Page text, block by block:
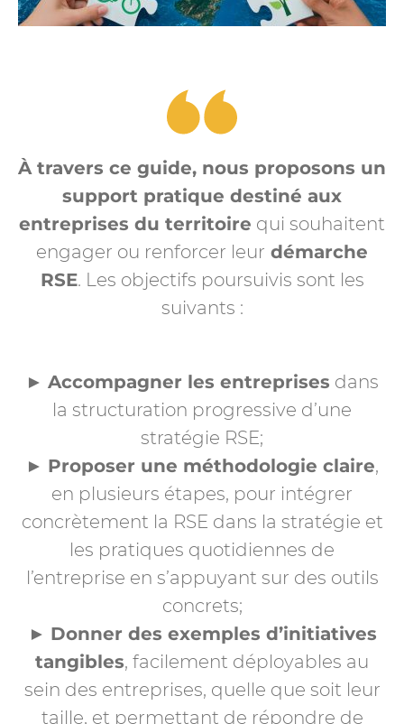
À travers ce guide, nous proposons un
support pratique destiné aux
entreprises du territoire qui souhaitent
engager ou renforcer leur démarche
RSE. Les objectifs poursuivis sont les
suivants :
► Accompagner les entreprises dans
la structuration progressive d’une
stratégie RSE;
► Proposer une méthodologie claire,
en plusieurs étapes, pour intégrer
concrètement la RSE dans la stratégie et
les pratiques quotidiennes de
l’entreprise en s’appuyant sur des outils
concrets;
► Donner des exemples d’initiatives
tangibles, facilement déployables au
sein des entreprises, quelle que soit leur
taille, et permettant de répondre de